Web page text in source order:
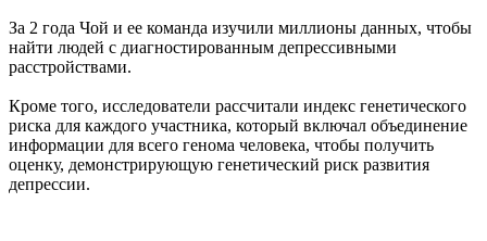
За 2 года Чой и ее команда изучили миллионы данных, чтобы
найти людей с диагностированным депрессивными
расстройствами.
Кроме того, исследователи рассчитали индекс генетического
риска для каждого участника, который включал объединение
информации для всего генома человека, чтобы получить
оценку, демонстрирующую генетический риск развития
депрессии.